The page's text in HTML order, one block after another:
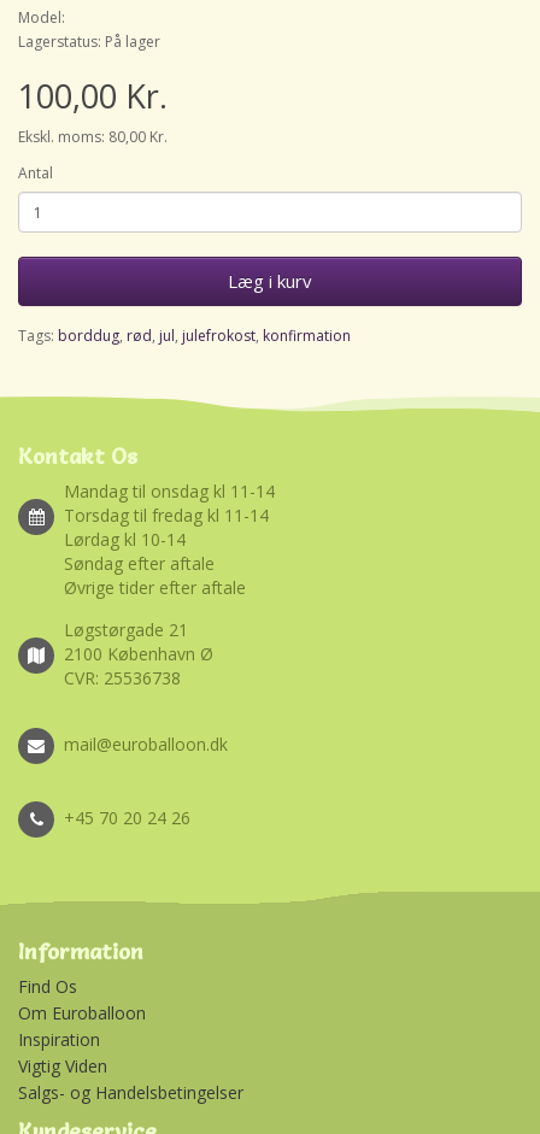
Model:
Lagerstatus: På lager
100,00 Kr.
Ekskl. moms: 80,00 Kr.
Antal
Læg i kurv
Tags: borddug, rød, jul, julefrokost, konfirmation
Kontakt Os
Mandag til onsdag kl 11-14
Torsdag til fredag kl 11-14
Lørdag kl 10-14
Søndag efter aftale
Øvrige tider efter aftale
Løgstørgade 21
2100 København Ø
CVR: 25536738
mail@euroballoon.dk
+45 70 20 24 26
Information
Find Os
Om Euroballoon
Inspiration
Vigtig Viden
Salgs- og Handelsbetingelser